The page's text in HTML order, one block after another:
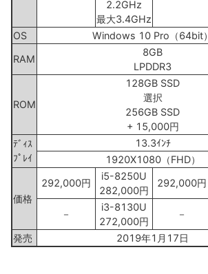
2.2GHz
最大3.4GHz
OS Windows 10 Pro（64bit）
RAM
8GB
LPDDR3
ROM
128GB SSD
選択
256GB SSD
+ 15,000円
ﾃﾞｨｽ
ﾌﾟﾚｲ
13.3ｲﾝﾁ
1920X1080（FHD）
価格
292,000円
i5-8250U
282,000円
292,000円
－
i3-8130U
272,000円
－
発売 2019年1月17日